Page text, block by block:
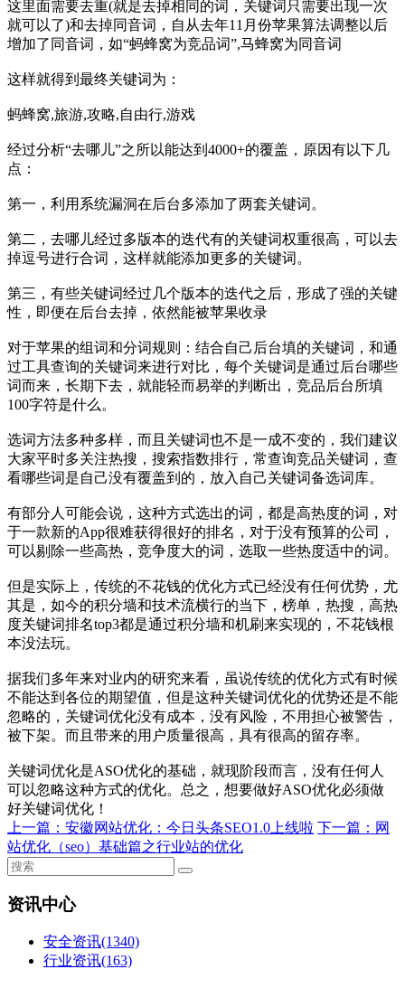
这里面需要去重(就是去掉相同的词，关键词只需要出现一次
就可以了)和去掉同音词，自从去年11月份苹果算法调整以后
增加了同音词，如“蚂蜂窝为竞品词”,马蜂窝为同音词
这样就得到最终关键词为：
蚂蜂窝,旅游,攻略,自由行,游戏
经过分析“去哪儿”之所以能达到4000+的覆盖，原因有以下几
点：
第一，利用系统漏洞在后台多添加了两套关键词。
第二，去哪儿经过多版本的迭代有的关键词权重很高，可以去
掉逗号进行合词，这样就能添加更多的关键词。
第三，有些关键词经过几个版本的迭代之后，形成了强的关键
性，即便在后台去掉，依然能被苹果收录
对于苹果的组词和分词规则：结合自己后台填的关键词，和通
过工具查询的关键词来进行对比，每个关键词是通过后台哪些
词而来，长期下去，就能轻而易举的判断出，竞品后台所填
100字符是什么。
选词方法多种多样，而且关键词也不是一成不变的，我们建议
大家平时多关注热搜，搜索指数排行，常查询竞品关键词，查
看哪些词是自己没有覆盖到的，放入自己关键词备选词库。
有部分人可能会说，这种方式选出的词，都是高热度的词，对
于一款新的App很难获得很好的排名，对于没有预算的公司，
可以剔除一些高热，竞争度大的词，选取一些热度适中的词。
但是实际上，传统的不花钱的优化方式已经没有任何优势，尤
其是，如今的积分墙和技术流横行的当下，榜单，热搜，高热
度关键词排名top3都是通过积分墙和机刷来实现的，不花钱根
本没法玩。
据我们多年来对业内的研究来看，虽说传统的优化方式有时候
不能达到各位的期望值，但是这种关键词优化的优势还是不能
忽略的，关键词优化没有成本，没有风险，不用担心被警告，
被下架。而且带来的用户质量很高，具有很高的留存率。
关键词优化是ASO优化的基础，就现阶段而言，没有任何人
可以忽略这种方式的优化。总之，想要做好ASO优化必须做
好关键词优化！
上一篇： 安徽网站优化：今日头条SEO1.0上线啦 下一篇： 网
站优化（seo）基础篇之行业站的优化
资讯中心
安全资讯(1340)
行业资讯(163)